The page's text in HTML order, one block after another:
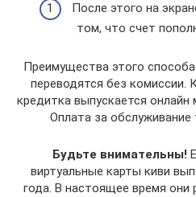
После этого на
том, что счет
Преимущества этого
переводятся без комиссии.
кредитка выпускается
Оплата за обслуживание
Будьте внимательны!
виртуальные карты киви
года. В настоящее время